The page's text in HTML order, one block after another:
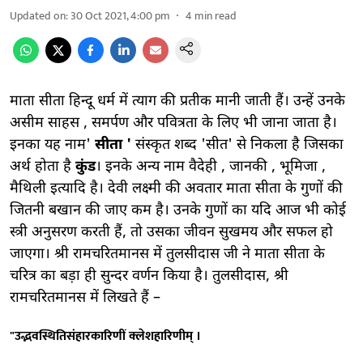
Updated on:30 Oct 2021, 4:00 pm 4 min read
माता सीता हिन्दू धर्म में त्याग की प्रतीक मानी जाती हैं। उन्हें उनके
असीम साहस , समर्पण और पवित्रता के लिए भी जाना जाता है।
इनका यह नाम' सीता ' संस्कृत शब्द 'सीत' से निकला है जिसका
अर्थ होता है कुंड। इनके अन्य नाम वैदेही , जानकी , भूमिजा ,
मैथिली इत्यादि है। देवी लक्ष्मी की अवतार माता सीता के गुणों की
जितनी बखान की जाए कम है। उनके गुणों का यदि आज भी कोई
स्त्री अनुसरण करती हैं, तो उसका जीवन सुखमय और सफल हो
जाएगा। श्री रामचरितमानस में तुलसीदास जी ने माता सीता के
चरित्र का बड़ा ही सुन्दर वर्णन किया है। तुलसीदास, श्री
रामचरितमानस में लिखते हैं –
"उद्भवस्थितिसंहारकारिणीं क्लेशहारिणीम् ।